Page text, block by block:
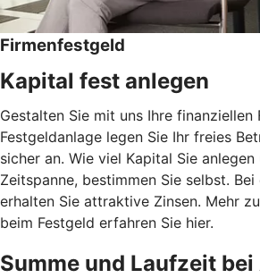
Firmenfestgeld
Kapital fest anlegen
Gestalten Sie mit uns Ihre finanziellen
Festgeldanlage legen Sie Ihr freies
sicher an. Wie viel Kapital Sie
Zeitspanne, bestimmen Sie selbst.
erhalten Sie attraktive Zinsen. Mehr
beim Festgeld erfahren Sie hier.
Summe und Laufzeit